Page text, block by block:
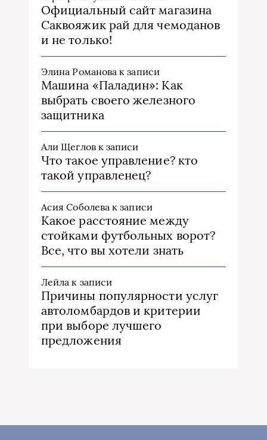
Официальный сайт магазина
Саквояжик рай для чемоданов
и не только!
Элина Романова к записи
Машина «Паладин»: Как
выбрать своего железного
защитника
Али Щегловк записи
Что такое управление? кто
такой управленец?
Асия Соболева к записи
Какое расстояние между
стойками футбольных ворот?
Все, что вы хотели знать
Лейла к записи
Причины популярности услуг
автоломбардов и критерии
при выборе лучшего
предложения